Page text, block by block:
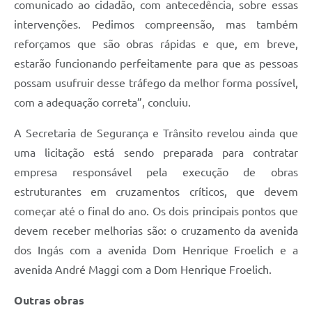
comunicado ao cidadão, com antecedência, sobre essas
intervenções. Pedimos compreensão, mas também
reforçamos que são obras rápidas e que, em breve,
estarão funcionando perfeitamente para que as pessoas
possam usufruir desse tráfego da melhor forma possível,
com a adequação correta”, concluiu.
A Secretaria de Segurança e Trânsito revelou ainda que
uma licitação está sendo preparada para contratar
empresa responsável pela execução de obras
estruturantes em cruzamentos críticos, que devem
começar até o final do ano. Os dois principais pontos que
devem receber melhorias são: o cruzamento da avenida
dos Ingás com a avenida Dom Henrique Froelich e a
avenida André Maggi com a Dom Henrique Froelich.
Outras obras